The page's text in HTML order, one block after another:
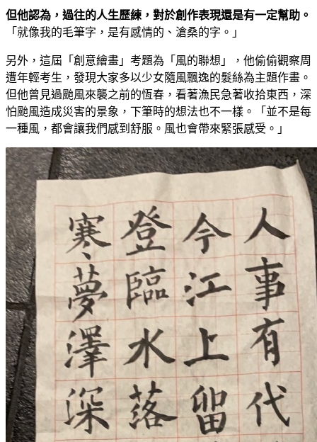
但他認為，過往的人生歷練，對於創作表現還是有一定幫助。
「就像我的毛筆字，是有感情的、滄桑的字。」
另外，這屆「創意繪畫」考題為「風的聯想」，他偷偷觀察周
遭年輕考生，發現大家多以少女隨風飄逸的髮絲為主題作畫。
但他曾見過颱風來襲之前的恆春，看著漁民急著收拾東西，深
怕颱風造成災害的景象，下筆時的想法也不一樣。「並不是每
一種風，都會讓我們感到舒服。風也會帶來緊張感受。」